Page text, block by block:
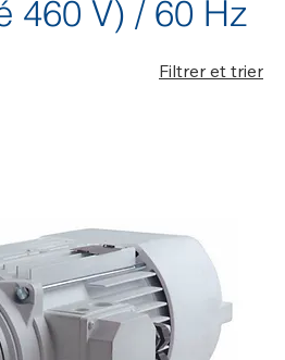
460 V) / 60 Hz
Filtrer et trier